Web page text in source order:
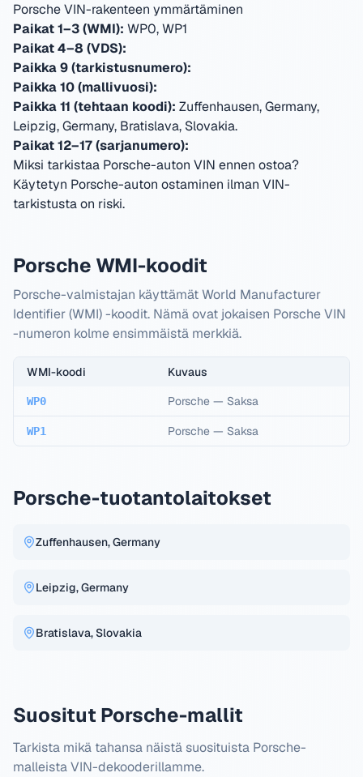
Porsche VIN-rakenteen ymmärtäminen
Paikat 1–3 (WMI): WP0, WP1
Paikat 4–8 (VDS):
Paikka 9 (tarkistusnumero):
Paikka 10 (mallivuosi):
Paikka 11 (tehtaan koodi): Zuffenhausen, Germany,
Leipzig, Germany, Bratislava, Slovakia.
Paikat 12–17 (sarjanumero):
Miksi tarkistaa Porsche-auton VIN ennen ostoa?
Käytetyn Porsche-auton ostaminen ilman VIN-
tarkistusta on riski.
Porsche WMI-koodit
Porsche-valmistajan käyttämät World Manufacturer
Identifier (WMI) -koodit. Nämä ovat jokaisen Porsche VIN
-numeron kolme ensimmäistä merkkiä.
WMI-koodi Kuvaus
WP0 Porsche — Saksa
WP1 Porsche — Saksa
Porsche-tuotantolaitokset
Zuffenhausen, Germany
Leipzig, Germany
Bratislava, Slovakia
Suositut Porsche-mallit
Tarkista mikä tahansa näistä suosituista Porsche-
malleista VIN-dekooderillamme.